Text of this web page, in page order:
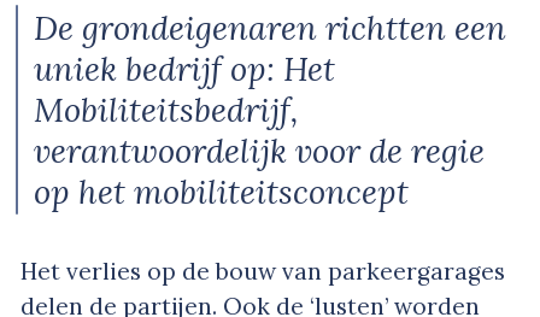
De grondeigenaren richtten een
uniek bedrijf op: Het
Mobiliteitsbedrijf,
verantwoordelijk voor de regie
op het mobiliteitsconcept
Het verlies op de bouw van parkeergarages
delen de partijen. Ook de ‘lusten’ worden